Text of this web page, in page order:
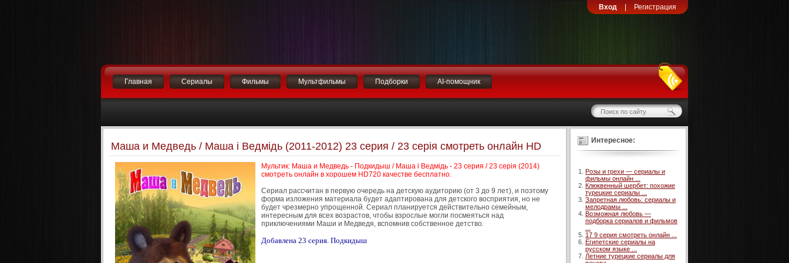
Вход Регистрация
Главная Сериалы Фильмы Мультфильмы Подборки AI-помощник
Маша и Медведь / Маша і Ведмідь (2011-2012) 23 серия / 23 серія смотреть онлайн HD
Мультик: Маша и Медведь - Подкидыш / Маша і Ведмідь - 23 серия / 23 серія (2014)
смотреть онлайн в хорошем HD720 качестве бесплатно.
Сериал рассчитан в первую очередь на детскую аудиторию (от 3 до 9 лет), и поэтому
форма изложения материала будет адаптирована для детского восприятия, но не
будет чрезмерно упрощенной. Сериал планируется действительно семейным,
интересным для всех возрастов, чтобы взрослые могли посмеяться над
приключениями Маши и Медведя, вспомнив собственное детство.
Добавлена 23 серия. Подкидыш
Интересное:
Розы и грехи — сериалы и
фильмы онлайн ...
Клюквенный шербет: похожие
турецкие сериалы ...
Запретная любовь: сериалы и
мелодрамы ...
Возможная любовь —
подборка сериалов и фильмов
17 9 серия смотреть онлайн ...
Египетские сериалы на
русском языке ...
Летние турецкие сериалы для